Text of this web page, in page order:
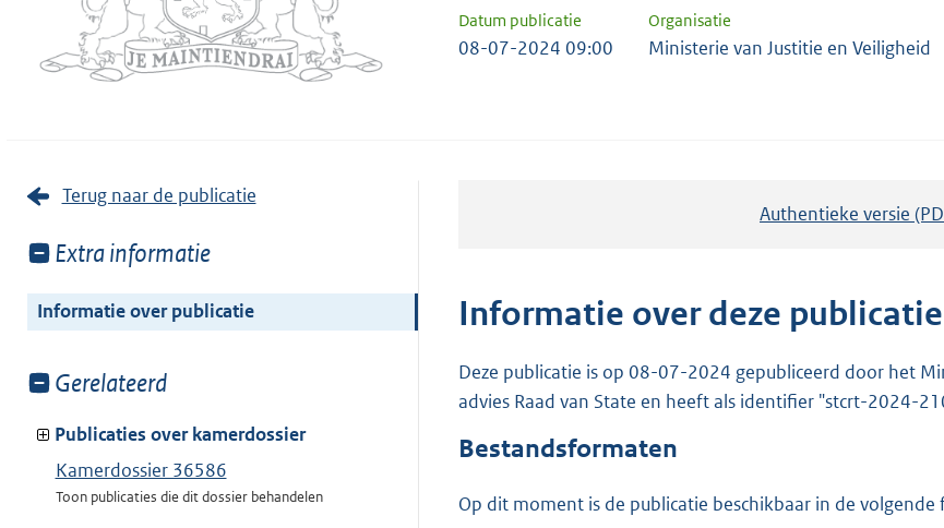
Datum publicatie Organisatie
08-07-2024 09:00 Ministerie van Justitie en Veiligheid
Terug naar de publicatie
Toon
van:
Extra informatie
Informatie over publicatie
Toon
van:
Gerelateerd
Publicaties over kamerdossier
Kamerdossier 36586
Toon publicaties die dit dossier behandelen
Authentieke versie
Informatie over deze publicatie
Deze publicatie is op 08-07-2024 gepubliceerd door het
advies Raad van State en heeft als identifier "stcrt-2024-
Bestandsformaten
Op dit moment is de publicatie beschikbaar in de